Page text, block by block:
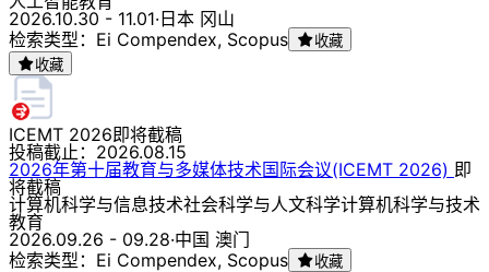
2026.10.30 - 11.01·日本 冈山
检索类型：Ei Compendex, Scopus
收藏
收藏
ICEMT 2026即将截稿
投稿截止： 2026.08.15
2026年第十届教育与多媒体技术国际会议(ICEMT 2026) 即
将截稿
计算机科学与信息技术社会科学与人文科学计算机科学与技术
教育
2026.09.26 - 09.28·中国 澳门
检索类型：Ei Compendex, Scopus
收藏